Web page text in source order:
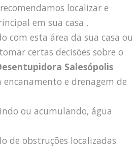
localizar e
em sua casa .
com esta área da sua casa ou
certas decisões sobre o
Salesópolis
e drenagem de
ou acumulando, água
de obstruções localizadas